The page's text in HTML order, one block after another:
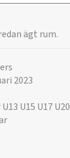
ägt rum.
2023
U15 U17 U20